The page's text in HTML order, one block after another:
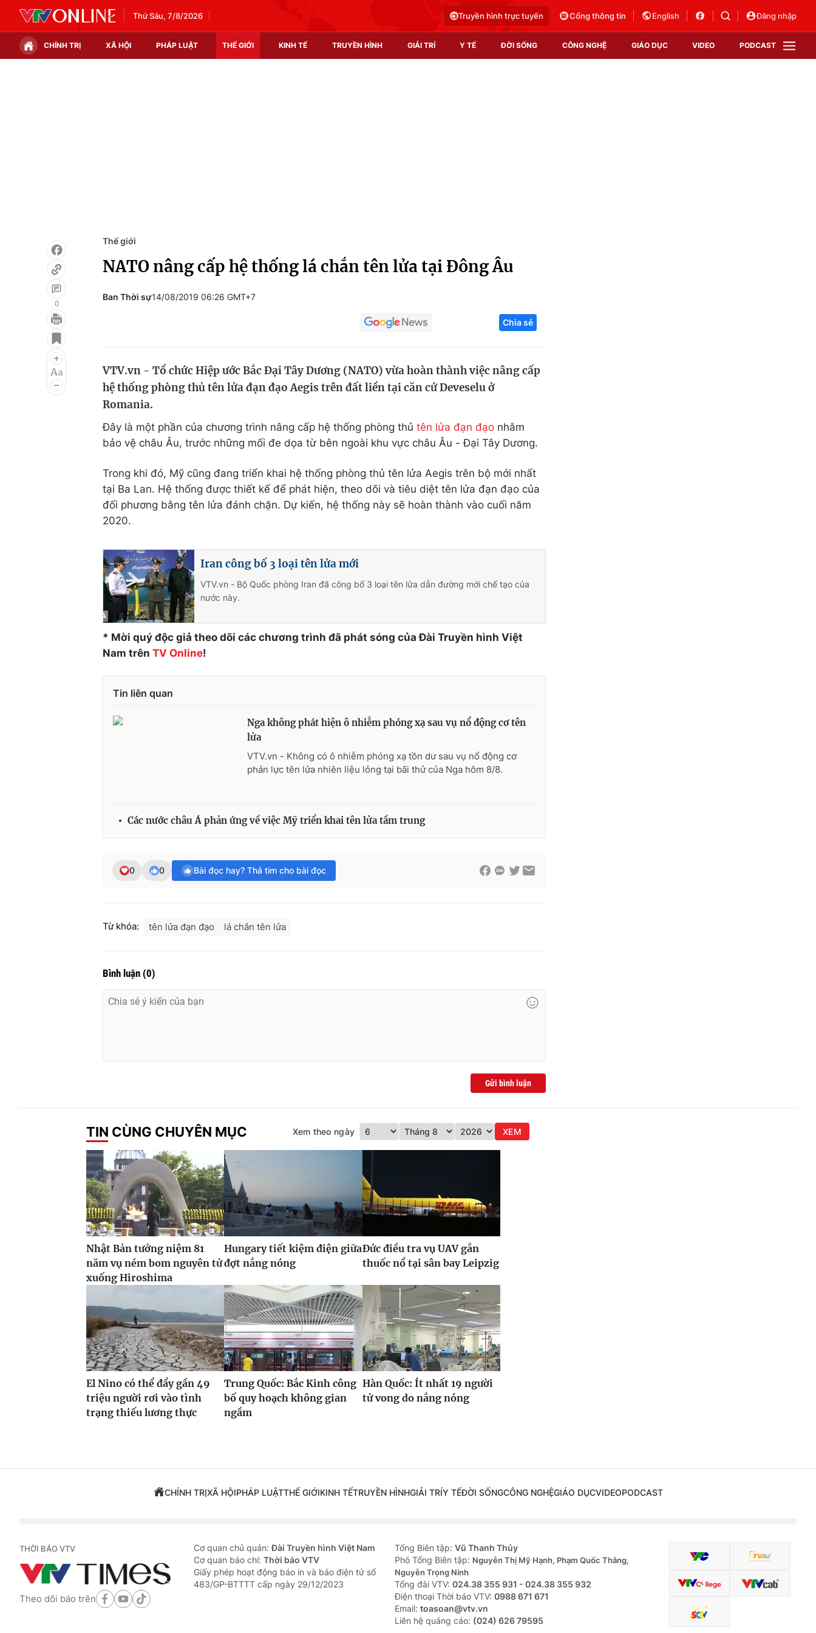
Thứ Sáu, 7/8/2026 Truyền hình trực tuyến Cổng thông tin English Đăng nhập
CHÍNH TRỊ XÃ HỘI PHÁP LUẬT THẾ GIỚI KINH TẾ TRUYỀN HÌNH GIẢI TRÍ Y TẾ ĐỜI SỐNG CÔNG NGHỆ GIÁO DỤC VIDEO PODCAST
Infographic
Điện ảnh
Âm nhạc
Làm đẹp
Học trực tuyến
Công nghệ
Sản phẩm
Tư vấn
0
Thế giới
NATO nâng cấp hệ thống lá chắn tên lửa tại Đông Âu
Ban Thời sự14/08/2019 06:26 GMT+7
Chia sẻ
VTV.vn - Tổ chức Hiệp ước Bắc Đại Tây Dương (NATO) vừa hoàn thành việc nâng cấp
hệ thống phòng thủ tên lửa đạn đạo Aegis trên đất liền tại căn cứ Deveselu ở
Romania.
Đây là một phần của chương trình nâng cấp hệ thống phòng thủ tên lửa đạn đạo nhằm
bảo vệ châu Âu, trước những mối đe dọa từ bên ngoài khu vực châu Âu - Đại Tây Dương.
Trong khi đó, Mỹ cũng đang triển khai hệ thống phòng thủ tên lửa Aegis trên bộ mới nhất
tại Ba Lan. Hệ thống được thiết kế để phát hiện, theo dõi và tiêu diệt tên lửa đạn đạo của
đối phương bằng tên lửa đánh chặn. Dự kiến, hệ thống này sẽ hoàn thành vào cuối năm
2020.
Iran công bố 3 loại tên lửa mới
VTV.vn - Bộ Quốc phòng Iran đã công bố 3 loại tên lửa dẫn đường mới chế tạo của
nước này.
* Mời quý độc giả theo dõi các chương trình đã phát sóng của Đài Truyền hình Việt
Nam trên TV Online!
Tin liên quan
Nga không phát hiện ô nhiễm phóng xạ sau vụ nổ động cơ tên
lửa
VTV.vn - Không có ô nhiễm phóng xạ tồn dư sau vụ nổ động cơ
phản lực tên lửa nhiên liệu lỏng tại bãi thử của Nga hôm 8/8.
Các nước châu Á phản ứng về việc Mỹ triển khai tên lửa tầm trung
0 0 Bài đọc hay? Thả tim cho bài đọc
Từ khóa: tên lửa đạn đạo lá chắn tên lửa
Bình luận (0)
Gửi bình luận
TIN CÙNG CHUYÊN MỤC Xem theo ngày XEM
Nhật Bản tưởng niệm 81
năm vụ ném bom nguyên tử
xuống Hiroshima
Hungary tiết kiệm điện giữa
đợt nắng nóng
Đức điều tra vụ UAV gắn
thuốc nổ tại sân bay Leipzig
El Nino có thể đẩy gần 49
triệu người rơi vào tình
trạng thiếu lương thực
Trung Quốc: Bắc Kinh công
bố quy hoạch không gian
ngầm
Hàn Quốc: Ít nhất 19 người
tử vong do nắng nóng
CHÍNH TRỊXÃ HỘIPHÁP LUẬTTHẾ GIỚIKINH TẾTRUYỀN HÌNHGIẢI TRÍY TẾĐỜI SỐNGCÔNG NGHỆGIÁO DỤCVIDEOPODCAST
THỜI BÁO VTV
Theo dõi báo trên
Cơ quan chủ quản:Đài Truyền hình Việt Nam
Cơ quan báo chí: Thời báo VTV
Giấy phép hoạt động báo in và báo điện tử số
483/GP-BTTTT cấp ngày 29/12/2023
Tổng Biên tập: Vũ Thanh Thủy
Phó Tổng Biên tập: Nguyễn Thị Mỹ Hạnh, Phạm Quốc Thắng,
Nguyễn Trọng Ninh
Tổng đài VTV: 024.38 355 931 - 024.38 355 932
Ðiện thoại Thời báo VTV: 0988 671 671
Email: toasoan@vtv.vn
Liên hệ quảng cáo: (024) 626 79595